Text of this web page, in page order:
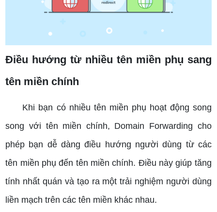
Điều hướng từ nhiều tên miền phụ sang
tên miền chính
Khi bạn có nhiều tên miền phụ hoạt động song
song với tên miền chính, Domain Forwarding cho
phép bạn dễ dàng điều hướng người dùng từ các
tên miền phụ đến tên miền chính. Điều này giúp tăng
tính nhất quán và tạo ra một trải nghiệm người dùng
liền mạch trên các tên miền khác nhau.